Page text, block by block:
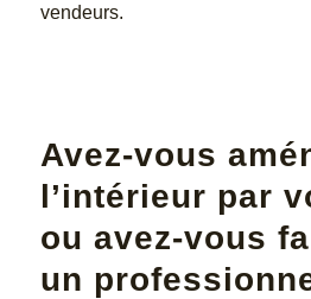
vendeurs.
Avez-vous
l’intérieur par
ou avez-vous
un